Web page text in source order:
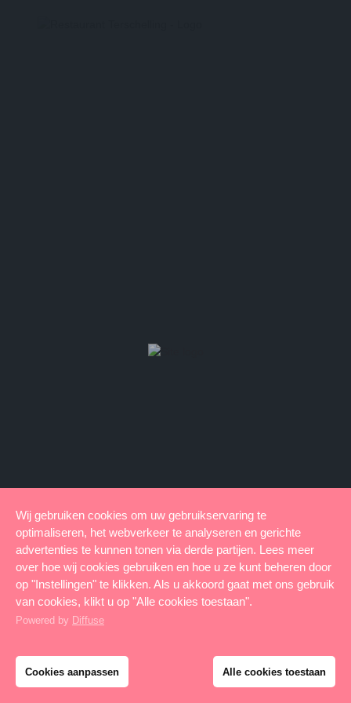
Wij gebruiken cookies om uw gebruikservaring te
optimaliseren, het webverkeer te analyseren en gerichte
advertenties te kunnen tonen via derde partijen. Lees meer
over hoe wij cookies gebruiken en hoe u ze kunt beheren door
op "Instellingen" te klikken. Als u akkoord gaat met ons gebruik
van cookies, klikt u op "Alle cookies toestaan".
Powered by Diffuse
Cookies aanpassen Alle cookies toestaan